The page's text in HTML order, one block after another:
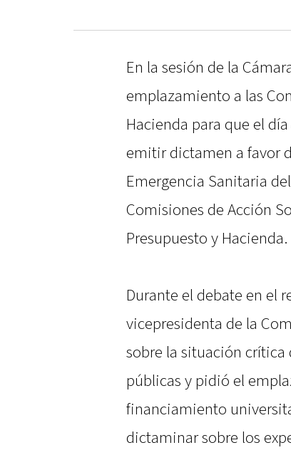
En la sesión de la
emplazamiento a las
Hacienda para que el
emitir dictamen a favor
Emergencia Sanitaria
Comisiones de Acción
Presupuesto y Hacienda.
Durante el debate en el
vicepresidenta de la
sobre la situación crítica
públicas y pidió el
financiamiento
dictaminar sobre los